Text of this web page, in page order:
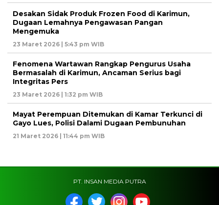
Desakan Sidak Produk Frozen Food di Karimun,
Dugaan Lemahnya Pengawasan Pangan
Mengemuka
23 Maret 2026 | 5:43 pm WIB
Fenomena Wartawan Rangkap Pengurus Usaha
Bermasalah di Karimun, Ancaman Serius bagi
Integritas Pers
23 Maret 2026 | 1:32 pm WIB
Mayat Perempuan Ditemukan di Kamar Terkunci di
Gayo Lues, Polisi Dalami Dugaan Pembunuhan
21 Maret 2026 | 11:44 pm WIB
PT. INSAN MEDIA PUTRA